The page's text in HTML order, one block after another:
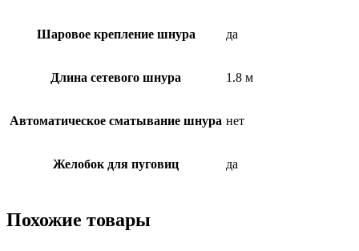
Шаровое крепление шнура да
Длина сетевого шнура 1.8 м
Автоматическое сматывание шнура нет
Желобок для пуговиц да
Похожие товары